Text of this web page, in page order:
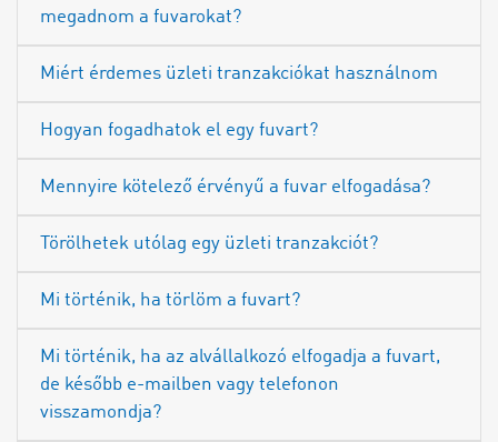
megadnom a fuvarokat?
Miért érdemes üzleti tranzakciókat használnom
Hogyan fogadhatok el egy fuvart?
Mennyire kötelező érvényű a fuvar elfogadása?
Törölhetek utólag egy üzleti tranzakciót?
Mi történik, ha törlöm a fuvart?
Mi történik, ha az alvállalkozó elfogadja a fuvart,
de később e-mailben vagy telefonon
visszamondja?